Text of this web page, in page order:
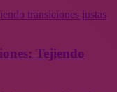
transiciones justas
Tejiendo